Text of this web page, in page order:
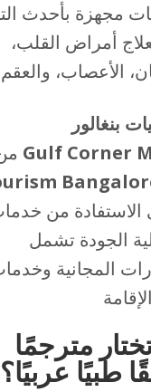
مجهزة بأحدث
أمراض القلب،
بنغالور
Gulf Corner
من
الجودة تشمل
المجانية
مترجمًا
طبيًا عربيًا؟